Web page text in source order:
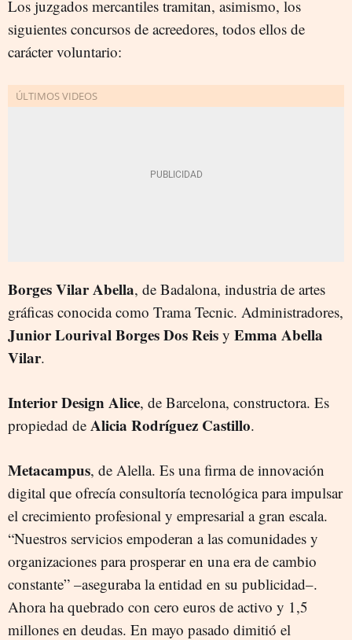
Los juzgados mercantiles tramitan, asimismo, los
siguientes concursos de acreedores, todos ellos de
carácter voluntario:
Borges Vilar Abella, de Badalona, industria de artes
gráficas conocida como Trama Tecnic. Administradores,
Junior Lourival Borges Dos Reis y Emma Abella
Vilar.
Interior Design Alice, de Barcelona, constructora. Es
propiedad de Alicia Rodríguez Castillo.
Metacampus, de Alella. Es una firma de innovación
digital que ofrecía consultoría tecnológica para impulsar
el crecimiento profesional y empresarial a gran escala.
“Nuestros servicios empoderan a las comunidades y
organizaciones para prosperar en una era de cambio
constante” –aseguraba la entidad en su publicidad–.
Ahora ha quebrado con cero euros de activo y 1,5
millones en deudas. En mayo pasado dimitió el